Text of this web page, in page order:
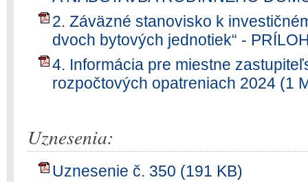
2. Záväzné stanovisko k
dvoch bytových jednotiek“ -
4. Informácia pre miestne
rozpočtových opatreniach 2024 (1
Uznesenia:
Uznesenie č. 350 (191 KB)